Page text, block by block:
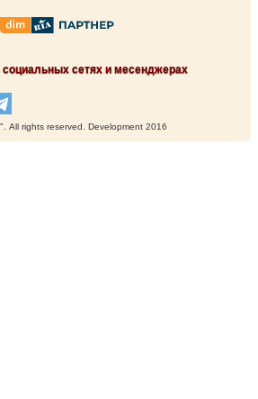
сетях и месенджерах
Аll rights reserved. Development 2016